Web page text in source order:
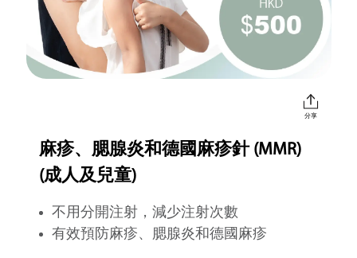
分享
麻疹、腮腺炎和德國麻疹針 (MMR)
(成人及兒童)
不用分開注射，減少注射次數
有效預防麻疹、腮腺炎和德國麻疹